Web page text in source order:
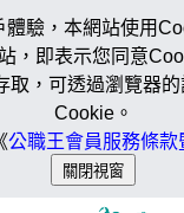
體驗，本網站使用
，即表示您同意
取，可透過瀏覽器
Cookie。
公職王會員服務條款